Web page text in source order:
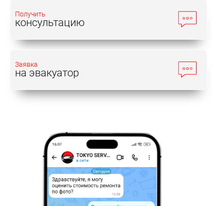
Получить
консультацию
Заявка
на эвакуатор